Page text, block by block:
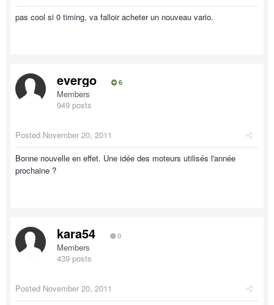
pas cool si 0 timing, va falloir acheter un nouveau vario.
evergo 6
Members
949 posts
Posted November 20, 2011
Bonne nouvelle en effet. Une idée des moteurs utilisés l'année
prochaine ?
kara54 0
Members
439 posts
Posted November 20, 2011